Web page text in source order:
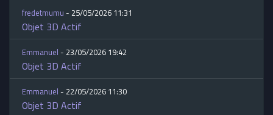
fredetmumu- 25/05/2026 11:31
Objet 3D Actif
Emmanuel- 23/05/2026 19:42
Objet 3D Actif
Emmanuel- 22/05/2026 11:30
Objet 3D Actif